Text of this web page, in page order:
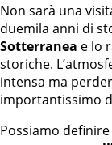
Non sarà una
duemila anni di
Sotterranea e lo
storiche.
intensa ma
importantissimo
Possiamo definire